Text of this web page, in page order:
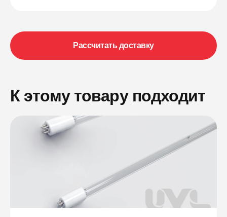
Рассчитать доставку
К этому товару подходит